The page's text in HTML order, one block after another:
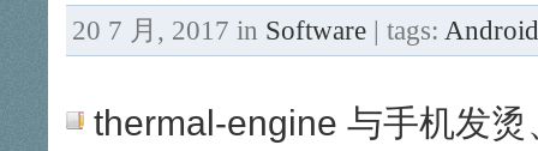
20 7 月, 2017 in Software | tags: Android
thermal-engine 与手机发烫